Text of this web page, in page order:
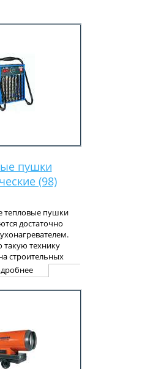
пушки
(98)
тепловые пушки
достаточно
такую технику
строительных
просушивания
или
стен, также
выпускаются
тепловые пушки
или
типа. Они